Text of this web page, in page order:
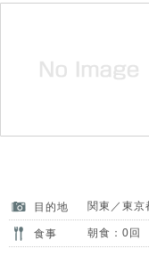
目的地 関東／東京
食事 朝食：0回